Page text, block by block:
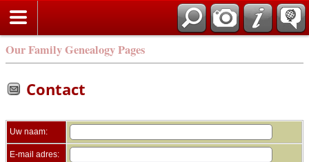
Our Family Genealogy Pages
Contact
Uw naam:
E-mail adres: